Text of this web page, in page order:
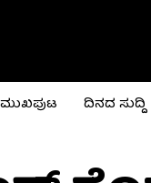
ಮುಖಪುಟ ದಿನದ ಸುದ್ದಿ